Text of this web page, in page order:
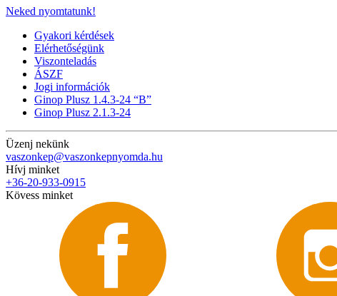
Neked nyomtatunk!
Gyakori kérdések
Elérhetőségünk
Viszonteladás
ÁSZF
Jogi információk
Ginop Plusz 1.4.3-24 “B”
Ginop Plusz 2.1.3-24
Üzenj nekünk
vaszonkep@vaszonkepnyomda.hu
Hívj minket
+36-20-933-0915
Kövess minket